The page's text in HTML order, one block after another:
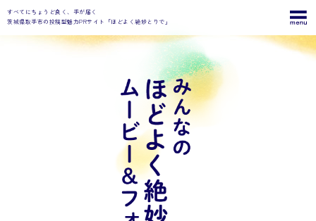
すべてにちょうど良く、手が届く
茨城県取手市の投稿型魅力PRサイト「ほどよく絶妙とりで」